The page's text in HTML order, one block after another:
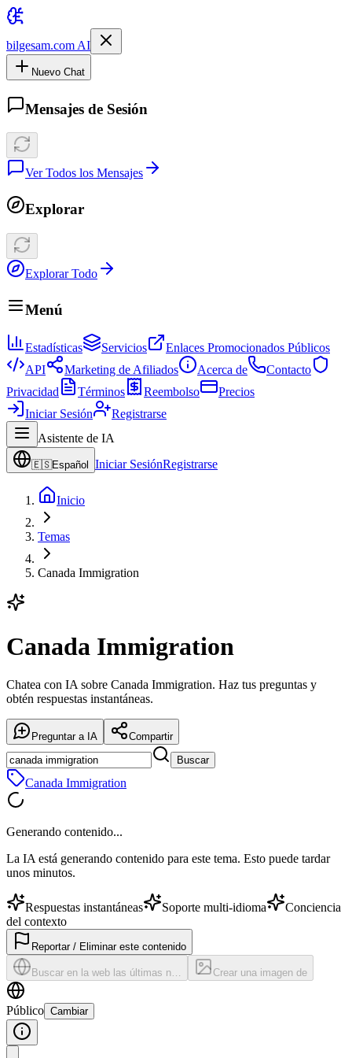
bilgesam.com AI
Nuevo Chat
Mensajes de Sesión
Ver Todos los Mensajes
Explorar
Explorar Todo
Menú
Estadísticas Servicios
Enlaces Promocionados Públicos
API
Marketing de Afiliados Acerca de
Contacto
Privacidad
Términos Reembolso
Precios
Iniciar Sesión
Registrarse
Asistente de IA
🇪🇸Español Iniciar SesiónRegistrarse
Inicio
Temas
Canada Immigration
Canada Immigration
Chatea con IA sobre Canada Immigration. Haz tus preguntas y
obtén respuestas instantáneas.
Preguntar a IA
Compartir
Buscar
Canada Immigration
Generando contenido...
La IA está generando contenido para este tema. Esto puede tardar
unos minutos.
Respuestas instantáneas Soporte multi-idioma
Conciencia
del contexto
Reportar / Eliminar este contenido
Buscar en la web las últimas n… Crear una imagen de
Público Cambiar